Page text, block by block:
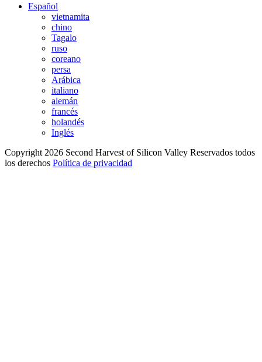
Español
vietnamita
chino
Tagalo
ruso
coreano
persa
Arábica
italiano
alemán
francés
holandés
Inglés
Copyright 2026 Second Harvest of Silicon Valley Reservados todos
los derechos Política de privacidad